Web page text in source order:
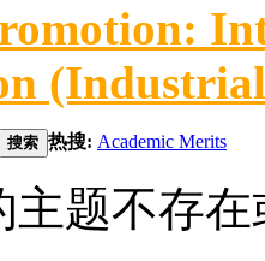
搜索 热搜: Academic Merits
主题不存